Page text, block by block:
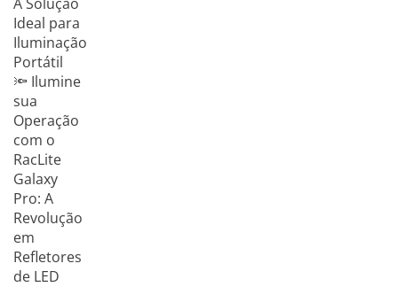
Ideal para
Iluminação
Portátil
🔦 Ilumine
sua
Operação
com o
RacLite
Galaxy
Pro: A
Revolução
em
Refletores
de LED